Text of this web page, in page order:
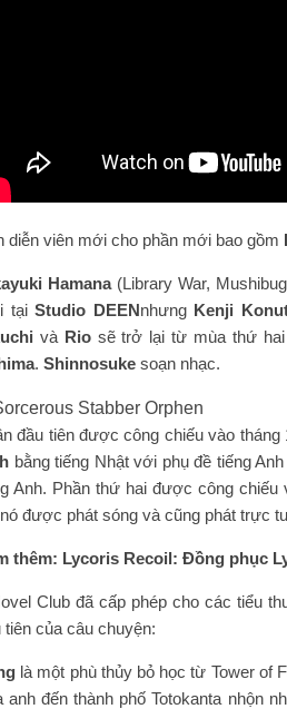
diễn viên mới cho phần mới bao gồm
Hamana(Library War,
tạiStudio DEENnhưng Kenji
và Riosẽ trở lại từ mùa thứ
. Shinnosuke soạn nhạc.
đầu tiên được công chiếu vào
bằng tiếng Nhật với phụ đề tiếng
Anh. Phần thứ hai được công chiếu
được phát sóng và cũng phát trực
thêm: Lycoris Recoil: Đồng phục
Club đã cấp phép cho các tiểu
tiên của câu chuyện:
là một phù thủy bỏ học từ Tower of
anh đến thành phố Totokanta nhộn